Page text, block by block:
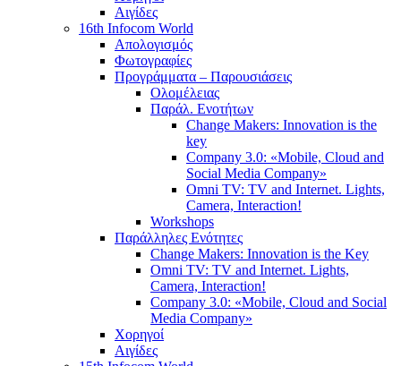
Αιγίδες
16th Infocom World
Απολογισμός
Φωτογραφίες
Προγράμματα – Παρουσιάσεις
Ολομέλειας
Παράλ. Ενοτήτων
Change Makers: Innovation is the
key
Company 3.0: «Mobile, Cloud and
Social Media Company»
Omni TV: TV and Internet. Lights,
Camera, Interaction!
Workshops
Παράλληλες Ενότητες
Change Makers: Innovation is the Key
Omni TV: TV and Internet. Lights,
Camera, Interaction!
Company 3.0: «Mobile, Cloud and Social
Media Company»
Χορηγοί
Αιγίδες